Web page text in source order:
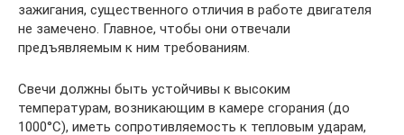
зажигания, существенного отличия в работе двигателя
не замечено. Главное, чтобы они отвечали
предъявляемым к ним требованиям.
Свечи должны быть устойчивы к высоким
температурам, возникающим в камере сгорания (до
1000°С), иметь сопротивляемость к тепловым ударам,